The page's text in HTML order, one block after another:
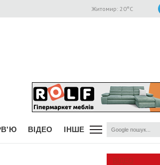
Житомир: 20°C
ВІДЕО ІНШЕ
ВІДЕО